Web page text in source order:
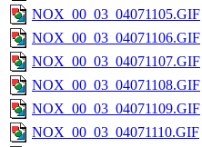
NOX_00_03_04071105.GIF
NOX_00_03_04071106.GIF
NOX_00_03_04071107.GIF
NOX_00_03_04071108.GIF
NOX_00_03_04071109.GIF
NOX_00_03_04071110.GIF